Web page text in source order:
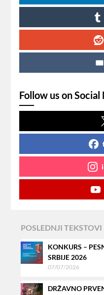
Follow us on Social
POSLEDNJI TEKSTOVI
KONKURS –
SRBIJE 2026
07/07/2026
DRŽAVNO